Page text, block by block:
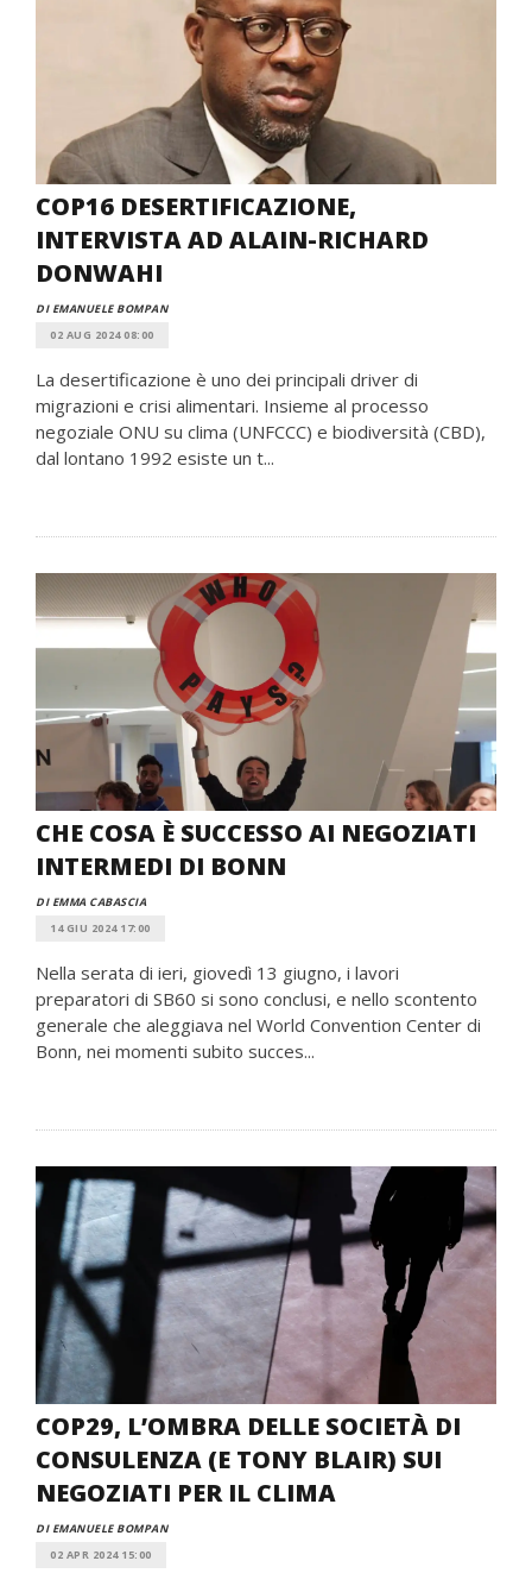
COP16 DESERTIFICAZIONE,
INTERVISTA AD ALAIN-RICHARD
DONWAHI
DI EMANUELE BOMPAN
02 AUG 2024 08:00
La desertificazione è uno dei principali driver di
migrazioni e crisi alimentari. Insieme al processo
negoziale ONU su clima (UNFCCC) e biodiversità (CBD),
dal lontano 1992 esiste un t...
CHE COSA È SUCCESSO AI NEGOZIATI
INTERMEDI DI BONN
DI EMMA CABASCIA
14 GIU 2024 17:00
Nella serata di ieri, giovedì 13 giugno, i lavori
preparatori di SB60 si sono conclusi, e nello scontento
generale che aleggiava nel World Convention Center di
Bonn, nei momenti subito succes...
COP29, L’OMBRA DELLE SOCIETÀ DI
CONSULENZA (E TONY BLAIR) SUI
NEGOZIATI PER IL CLIMA
DI EMANUELE BOMPAN
02 APR 2024 15:00